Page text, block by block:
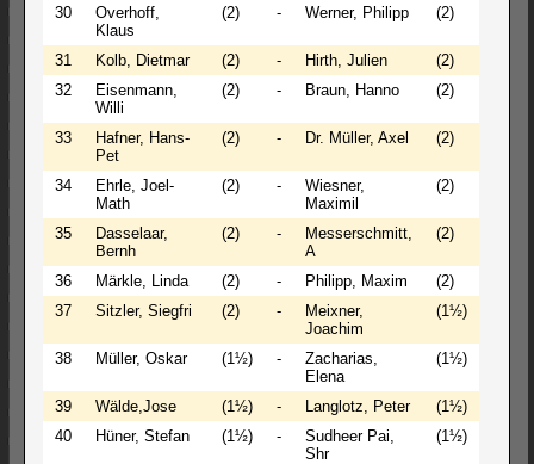
30
Overhoff,
Klaus
(2) - Werner, Philipp (2)
31 Kolb, Dietmar (2) - Hirth, Julien (2)
32
Eisenmann,
Willi
(2) - Braun, Hanno (2)
33
Hafner, Hans-
Pet
(2) - Dr. Müller, Axel (2)
34
Ehrle, Joel-
Math
(2) -
Wiesner,
Maximil
(2)
35
Dasselaar,
Bernh
(2) -
Messerschmitt,
A
(2)
36 Märkle, Linda (2) - Philipp, Maxim (2)
37
Sitzler, Siegfri (2) -
Meixner,
Joachim
(1½)
38 Müller, Oskar (1½) -
Zacharias,
Elena
(1½)
39 Wälde,Jose (1½) - Langlotz, Peter (1½)
40
Hüner, Stefan (1½) -
Sudheer Pai,
Shr
(1½)